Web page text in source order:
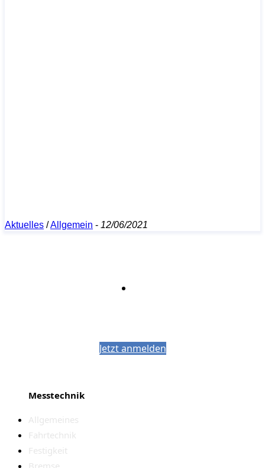
Aktuelles /Allgemein - 12/06/2021
Jetzt anmelden
Messtechnik
Allgemeines
Fahrtechnik
Festigkeit
Bremse